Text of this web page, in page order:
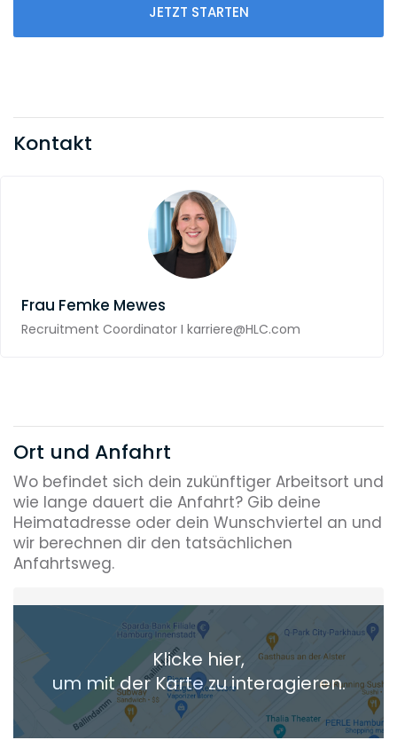
JETZT STARTEN
Kontakt
Frau Femke Mewes
Recruitment Coordinator I karriere@HLC.com
Ort und Anfahrt
Wo befindet sich dein zukünftiger Arbeitsort und
wie lange dauert die Anfahrt? Gib deine
Heimatadresse oder dein Wunschviertel an und
wir berechnen dir den tatsächlichen
Anfahrtsweg.
Heimatadresse oder Wunschort
+ Aktuellen Standort hinzufügen
Die berechneten Anreisezeiten basieren auf den
Verkehrsdaten eines typischen Dienstag morgens um 8:30.
Klicke hier,
um mit der Karte zu interagieren.